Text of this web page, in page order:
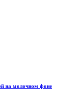
на молочном фоне